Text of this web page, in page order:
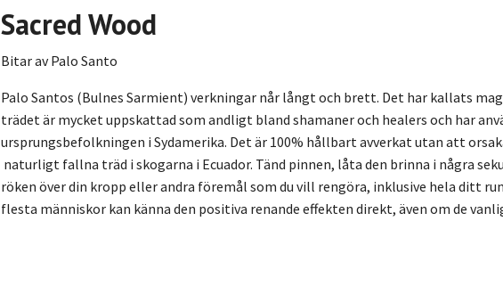
Sacred Wood
Bitar av Palo Santo
Palo Santos (Bulnes Sarmient) verkningar når långt och brett. Det har kallats
trädet är mycket uppskattad som andligt bland shamaner och healers och har
ursprungsbefolkningen i Sydamerika. Det är 100% hållbart avverkat utan att
naturligt fallna träd i skogarna i Ecuador. Tänd pinnen, låta den brinna i några
röken över din kropp eller andra föremål som du vill rengöra, inklusive hela ditt
flesta människor kan känna den positiva renande effekten direkt, även om de